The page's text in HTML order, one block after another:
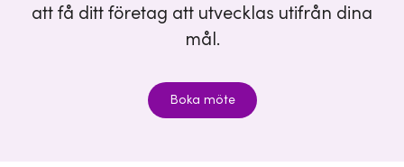
att få ditt företag att utvecklas utifrån dina
mål.
Boka möte